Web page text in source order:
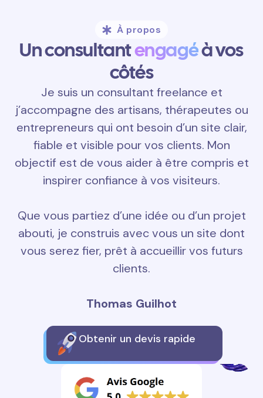
À propos
Un consultantengagéà vos
côtés
Je suis un consultant freelance et
j’accompagne des artisans, thérapeutes ou
entrepreneurs qui ont besoin d’un site clair,
fiable et visible pour vos clients. Mon
objectif est de vous aider à être compris et
inspirer confiance à vos visiteurs.
Que vous partiez d’une idée ou d’un projet
abouti, je construis avec vous un site dont
vous serez fier, prêt à accueillir vos futurs
clients.
Thomas Guilhot
Obtenir un devis rapide